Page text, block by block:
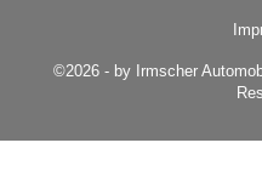
©2026 - by Irmscher